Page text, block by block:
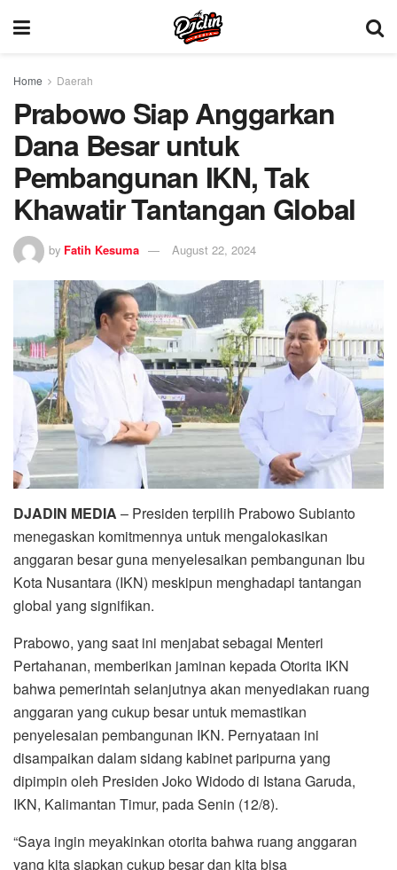
Home Daerah
Prabowo Siap Anggarkan
Dana Besar untuk
Pembangunan IKN, Tak
Khawatir Tantangan Global
by Fatih Kesuma August 22, 2024
DJADIN MEDIA – Presiden terpilih Prabowo Subianto
menegaskan komitmennya untuk mengalokasikan
anggaran besar guna menyelesaikan pembangunan Ibu
Kota Nusantara (IKN) meskipun menghadapi tantangan
global yang signifikan.
Prabowo, yang saat ini menjabat sebagai Menteri
Pertahanan, memberikan jaminan kepada Otorita IKN
bahwa pemerintah selanjutnya akan menyediakan ruang
anggaran yang cukup besar untuk memastikan
penyelesaian pembangunan IKN. Pernyataan ini
disampaikan dalam sidang kabinet paripurna yang
dipimpin oleh Presiden Joko Widodo di Istana Garuda,
IKN, Kalimantan Timur, pada Senin (12/8).
“Saya ingin meyakinkan otorita bahwa ruang anggaran
yang kita siapkan cukup besar dan kita bisa